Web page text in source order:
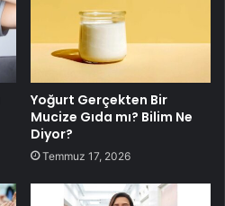
Yoğurt Gerçekten Bir
Mucize Gıda mı? Bilim Ne
Diyor?
Temmuz 17, 2026